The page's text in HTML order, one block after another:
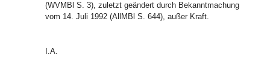
(WVMBl S. 3), zuletzt geändert durch Bekanntmachung
vom 14. Juli 1992 (AllMBl S. 644), außer Kraft.
I.A.